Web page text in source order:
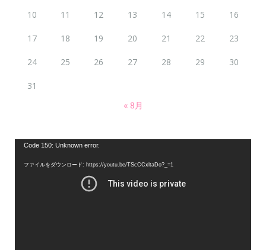
10 11 12 13 14 15 16
17 18 19 20 21 22 23
24 25 26 27 28 29 30
31
« 8月
Code 150: Unknown error.
ファイルをダウンロード: https://youtu.be/TScCCxltaDo?_=1